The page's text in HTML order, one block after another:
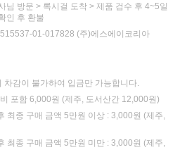
님 방문 > 록시걸 도착 > 제품 검수 후 4~5일
인 후 환불
01-017828 (주)에스에이코리아
차감이 불가하여 입금만 가능합니다.
포함 6,000원 (제주, 도서산간 12,000원)
최종 구매 금액 5만원 이상 : 3,000원 (제주,
최종 구매 금액 5만원 미만 : 3,000원 (제주,